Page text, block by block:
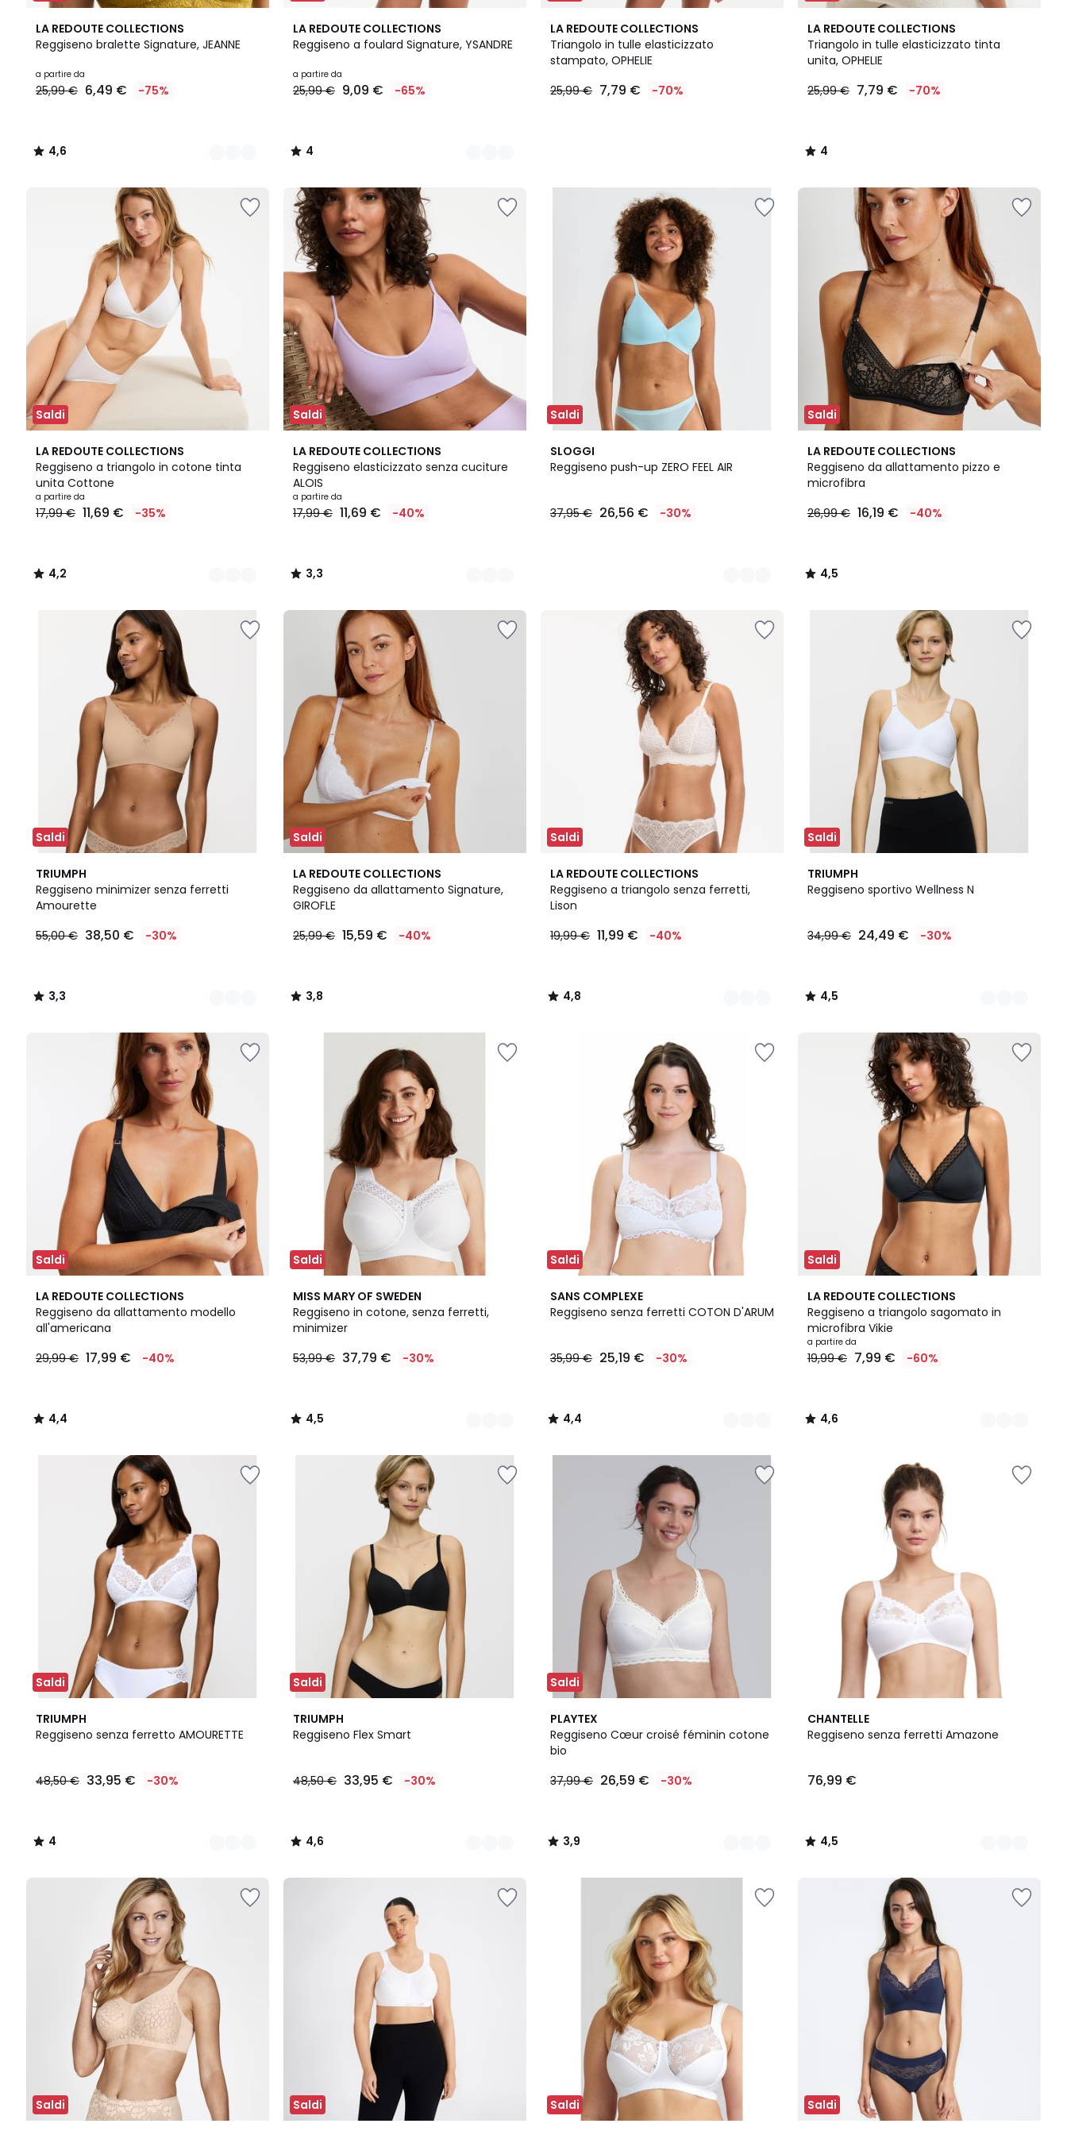
LA REDOUTE COLLECTIONS
Reggiseno bralette Signature, JEANNE
Prezzo
a
€
applicato.
a partire da
25,99 € 6,49 € -75%
4,6
/ 5
4
Colori
4,6
/
LA REDOUTE COLLECTIONS
Reggiseno a foulard Signature, YSANDRE
a partire da
25,99 € 9,09 € -65%
4
/
3
Colori
4
/
LA REDOUTE COLLECTIONS
Triangolo in tulle elasticizzato
stampato, OPHELIE
25,99 € 7,79 € -70%
LA REDOUTE COLLECTIONS
Triangolo in tulle elasticizzato tinta
unita, OPHELIE
25,99 € 7,79 € -70%
4
/
5
4
/
Saldi
LA REDOUTE COLLECTIONS
Reggiseno a triangolo in cotone tinta
unita Cottone
a partire da
17,99 € 11,69 € -35%
4,2
/ 5
4
Colori
4,2
/
Saldi
LA REDOUTE COLLECTIONS
Reggiseno elasticizzato senza cuciture
ALOIS
a partire da
17,99 € 11,69 € -40%
3,3
/ 5
4
Colori
3,3
/
Saldi
SLOGGI
Reggiseno push-up ZERO FEEL AIR
37,95 € 26,56 € -30%
2
Colori
Saldi
LA REDOUTE COLLECTIONS
Reggiseno da allattamento pizzo e
microfibra
26,99 € 16,19 € -40%
4,5
/ 5
4,5
/
Saldi
TRIUMPH
Reggiseno minimizer senza ferretti
Amourette
55,00 € 38,50 € -30%
3,3
/ 5
3
Colori
3,3
/
Saldi
LA REDOUTE COLLECTIONS
Reggiseno da allattamento Signature,
GIROFLE
25,99 € 15,59 € -40%
3,8
/ 5
3,8
/
Saldi
LA REDOUTE COLLECTIONS
Reggiseno a triangolo senza ferretti,
Lison
19,99 € 11,99 € -40%
4,8
/ 5
3
Colori
4,8
/
Saldi
TRIUMPH
Reggiseno sportivo Wellness N
34,99 € 24,49 € -30%
4,5
/ 5
2
Colori
4,5
/
Saldi
LA REDOUTE COLLECTIONS
Reggiseno da allattamento modello
all'americana
29,99 € 17,99 € -40%
4,4
/ 5
4,4
/
Saldi
MISS MARY OF SWEDEN
Reggiseno in cotone, senza ferretti,
minimizer
53,99 € 37,79 € -30%
4,5
/ 5
6
Colori
4,5
/
Saldi
SANS COMPLEXE
Reggiseno senza ferretti COTON D'ARUM
35,99 € 25,19 € -30%
4,4
/ 5
2
Colori
4,4
/
Saldi
LA REDOUTE COLLECTIONS
Reggiseno a triangolo sagomato in
microfibra Vikie
a partire da
19,99 € 7,99 € -60%
4,6
/ 5
3
Colori
4,6
/
Saldi
TRIUMPH
Reggiseno senza ferretto AMOURETTE
48,50 € 33,95 € -30%
4
/
5
Colori
4
/
Saldi
TRIUMPH
Reggiseno Flex Smart
48,50 € 33,95 € -30%
4,6
/ 5
2
Colori
4,6
/
Saldi
PLAYTEX
Reggiseno Cœur croisé féminin cotone
bio
37,99 € 26,59 € -30%
3,9
/ 5
2
Colori
3,9
/
CHANTELLE
Reggiseno senza ferretti Amazone
76,99 €
4,5
/ 5
3
Colori
4,5
/
Saldi Saldi Saldi Saldi